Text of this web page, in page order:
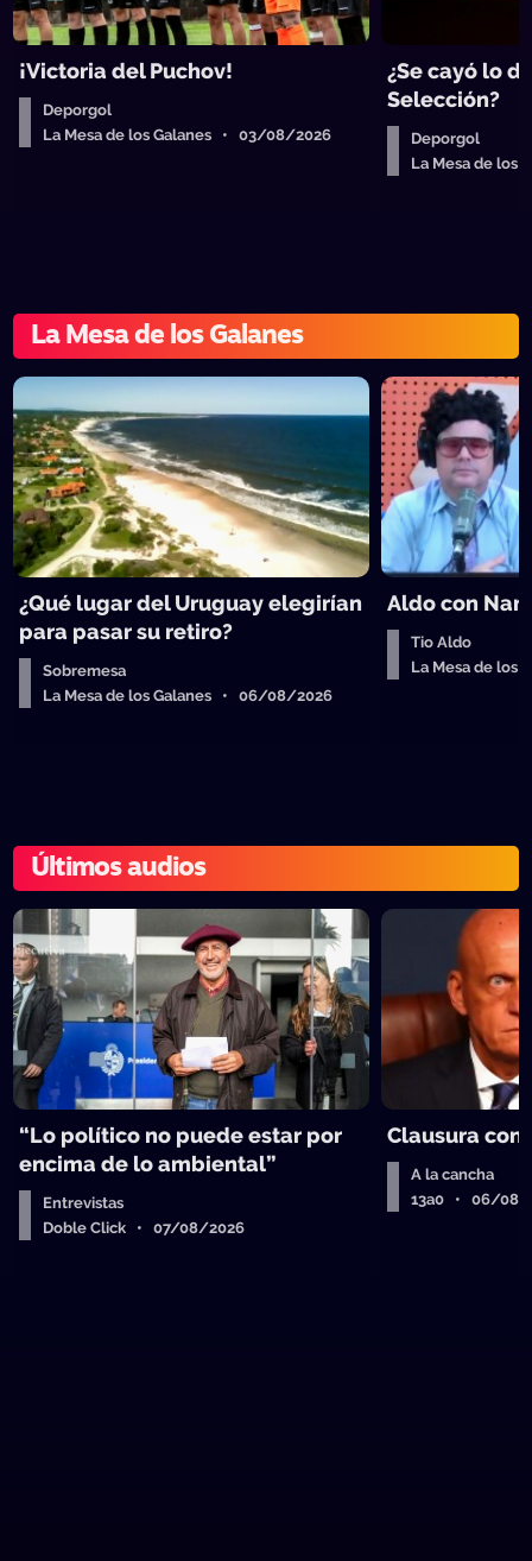
¡Victoria del Puchov!
Deporgol
La Mesa de los Galanes • 03/08/2026
¿Se cayó lo
Selección?
Deporgol
La Mesa de los
La Mesa de los Galanes
¿Qué lugar del Uruguay elegirían
para pasar su retiro?
Sobremesa
La Mesa de los Galanes • 06/08/2026
Aldo con
Tio Aldo
La Mesa de
Últimos audios
“Lo político no puede estar por
encima de lo ambiental”
Entrevistas
Doble Click • 07/08/2026
Clausura con
A la cancha
13a0 • 06/08/